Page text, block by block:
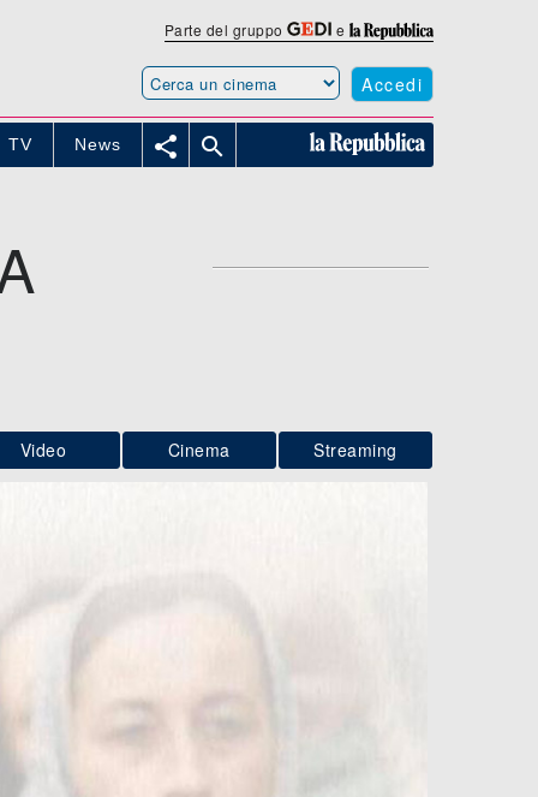
Parte del gruppo e
Accedi
TV News  
Video Cinema Streaming